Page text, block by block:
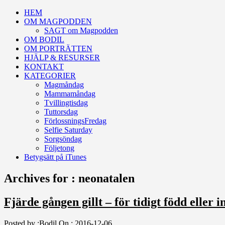
HEM
OM MAGPODDEN
SAGT om Magpodden
OM BODIL
OM PORTRÄTTEN
HJÄLP & RESURSER
KONTAKT
KATEGORIER
Magmåndag
Mammamåndag
Tvillingtisdag
Tuttorsdag
FörlossningsFredag
Selfie Saturday
Sorgsöndag
Följetong
Betygsätt på iTunes
Archives for : neonatalen
Fjärde gången gillt – för tidigt född eller
Posted by :Bodil On : 2016-12-06